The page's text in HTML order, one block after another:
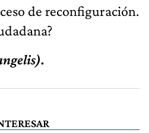
de reconfiguración.